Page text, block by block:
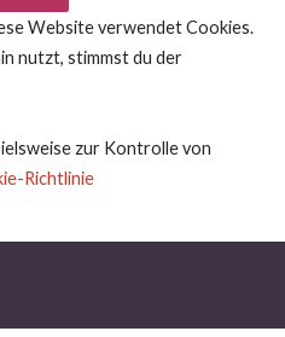
Website verwendet Cookies.
nutzt, stimmst du der
zur Kontrolle von
Richtlinie